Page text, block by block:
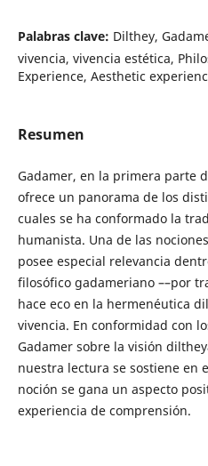
Palabras clave: Dilthey,
vivencia, vivencia estética,
Experience, Aesthetic
Resumen
Gadamer, en la primera parte
ofrece un panorama de los
cuales se ha conformado la
humanista. Una de las
posee especial relevancia
filosófico gadameriano ––por
hace eco en la hermenéutica
vivencia. En conformidad con
Gadamer sobre la visión
nuestra lectura se sostiene en
noción se gana un aspecto
experiencia de comprensión.